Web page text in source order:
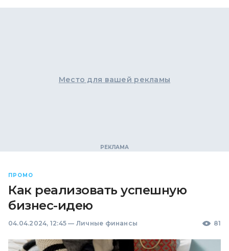
Место для вашей рекламы
ПРОМО
Как реализовать успешную
бизнес-идею
04.04.2024, 12:45 — Личные финансы 81